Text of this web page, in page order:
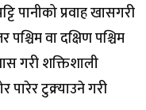
पानीको प्रवाह खासगरी
पश्चिम वा दक्षिण पश्चिम
गरी शक्तिशाली
टुक्र्याउने गरी